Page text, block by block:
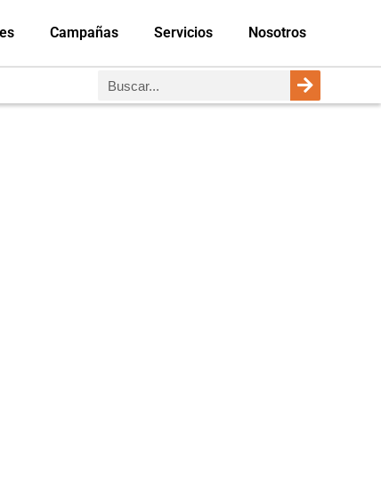
Campañas Servicios Nosotros